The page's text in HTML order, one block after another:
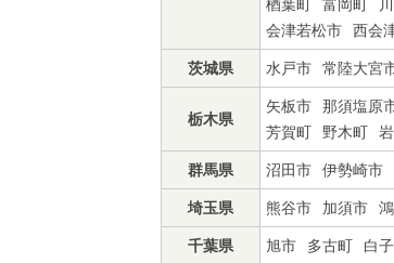
楢葉町
富岡町
会津若松市
西会
茨城県 水戸市 常陸大宮
栃木県
矢板市 那須塩原
芳賀町
野木町
群馬県 沼田市 伊勢崎市
埼玉県 熊谷市 加須市
千葉県 旭市 多古町 白